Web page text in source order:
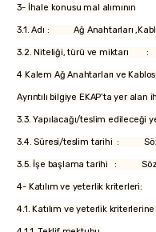
3- İhale konusu mal alımının
3.1. Adı : Ağ Anahtarları
3.2. Niteliği, türü ve
4 Kalem Ağ Anahtarları ve
Ayrıntılı bilgiye EKAP’ta yer
3.3. Yapılacağı/teslim
3.4. Süresi/teslim tarihi :
3.5. İşe başlama tarihi :
4- Katılım ve yeterlik kriterleri:
4.1. Katılım ve yeterlik